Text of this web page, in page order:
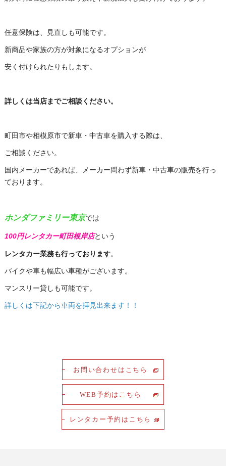
任意保険は、見直しも可能です。
新商品や家族の方が対象になるオプションが
安く付けられたりもします。
詳しくは当店までご相談ください。
町田市や相模原市で新車・中古車を購入する際は、
ご相談ください。
国内メーカーであれば、メーカー問わず新車・中古車の販売を行っ
ております。
ホンダファミリー東京では
100円レンタカー町田根岸店という
レンタカー業務も行っております。
バイクや車も幅広い車種がございます。
マンスリー貸しも可能です。
詳しくは下記から車両を拝見出来ます！！
お問い合わせはこちら
WEB予約はこちら
レンタカー予約はこちら